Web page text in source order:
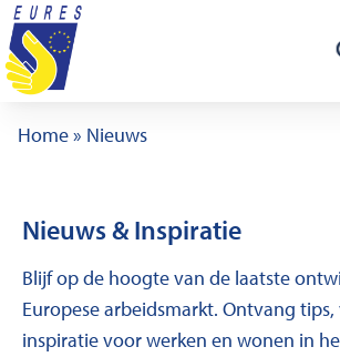
Ga naar de inhoud
Home» Nieuws
Nieuws & Inspiratie
Blijf op de hoogte van de laatste
Europese arbeidsmarkt. Ontvang
inspiratie voor werken en wonen in